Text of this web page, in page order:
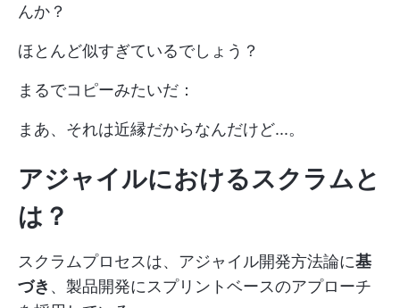
んか？
ほとんど似すぎているでしょう？
まるでコピーみたいだ：
まあ、それは近縁だからなんだけど...。
アジャイルにおけるスクラムと
は？
スクラムプロセスは、アジャイル開発方法論に基
づき 、製品開発にスプリントベースのアプローチ